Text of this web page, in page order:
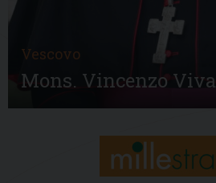
Vescovo
Mons. Vincenzo Viva